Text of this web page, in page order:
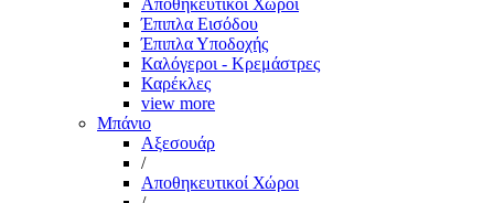
Αποθηκευτικοί Χώροι
Έπιπλα Εισόδου
Έπιπλα Υποδοχής
Καλόγεροι - Κρεμάστρες
Καρέκλες
view more
Μπάνιο
Αξεσουάρ
/
Αποθηκευτικοί Χώροι